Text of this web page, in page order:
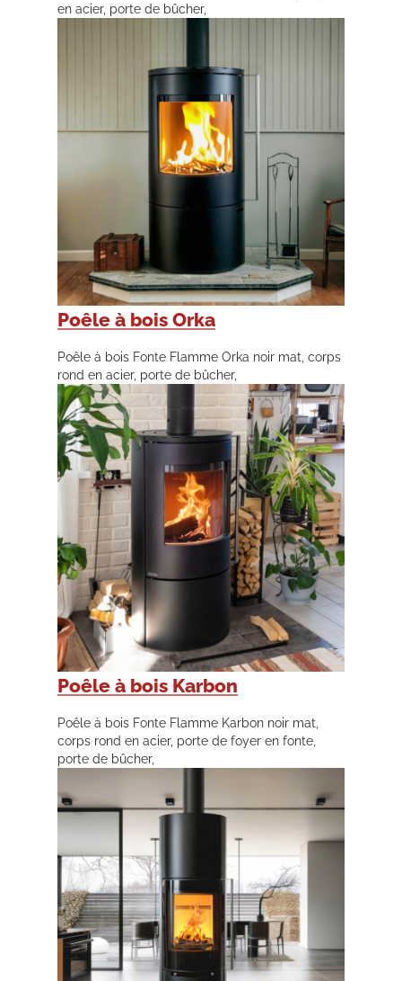
en acier, porte de bûcher,
Poêle à bois Orka
Poêle à bois Fonte Flamme Orka noir mat, corps
rond en acier, porte de bûcher,
Poêle à bois Karbon
Poêle à bois Fonte Flamme Karbon noir mat,
corps rond en acier, porte de foyer en fonte,
porte de bûcher,